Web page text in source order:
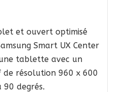
et ouvert optimisé
Smart UX Center
tablette avec un
résolution 960 x 600
degrés.